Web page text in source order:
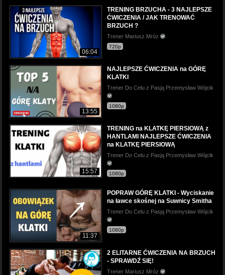
06:04
TRENING BRZUCHA - 3 NAJLEPSZE
ĆWICZENIA / JAK TRENOWAĆ
BRZUCH ?
Trener Mariusz Mróz
720p
13:55
NAJLEPSZE ĆWICZENIA na GÓRĘ
KLATKI
Trener Do Celu z Pasją Przemysław Wójcik
1080p
15:57
TRENING na KLATKĘ PIERSIOWĄ z
HANTLAMI NAJLEPSZE ĆWICZENIA
na KLATKĘ PIERSIOWĄ
Trener Do Celu z Pasją Przemysław Wójcik
1080p
11:37
POPRAW GÓRĘ KLATKI - Wyciskanie
na ławce skośnej na Suwnicy Smitha
Trener Do Celu z Pasją Przemysław Wójcik
1080p
2 ELITARNE ĆWICZENIA NA BRZUCH
- SPRAWDŹ SIĘ!
Trener Mariusz Mróz